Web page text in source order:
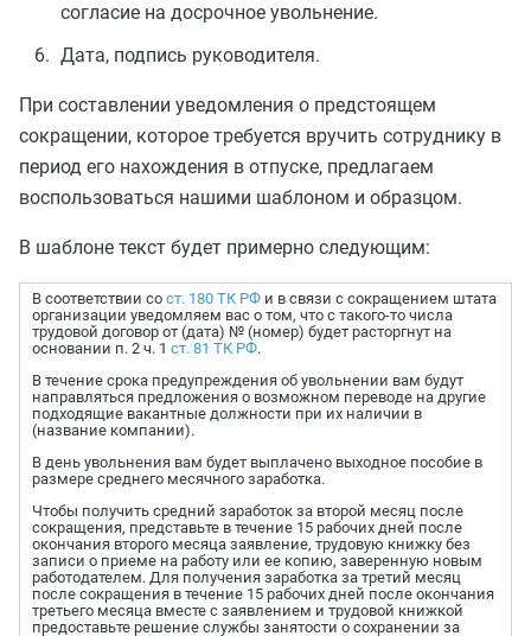
согласие на досрочное увольнение.
Дата, подпись руководителя.
При составлении уведомления о предстоящем
сокращении, которое требуется вручить сотруднику в
период его нахождения в отпуске, предлагаем
воспользоваться нашими шаблоном и образцом.
В шаблоне текст будет примерно следующим:
В соответствии со ст. 180 ТК РФ и в связи с сокращением штата
организации уведомляем вас о том, что с такого-то числа
трудовой договор от (дата) № (номер) будет расторгнут на
основании п. 2 ч. 1 ст. 81 ТК РФ.
В течение срока предупреждения об увольнении вам будут
направляться предложения о возможном переводе на другие
подходящие вакантные должности при их наличии в
(название компании).
В день увольнения вам будет выплачено выходное пособие в
размере среднего месячного заработка.
Чтобы получить средний заработок за второй месяц после
сокращения, представьте в течение 15 рабочих дней после
окончания второго месяца заявление, трудовую книжку без
записи о приеме на работу или ее копию, заверенную новым
работодателем. Для получения заработка за третий месяц
после сокращения в течение 15 рабочих дней после окончания
третьего месяца вместе с заявлением и трудовой книжкой
предоставьте решение службы занятости о сохранении за